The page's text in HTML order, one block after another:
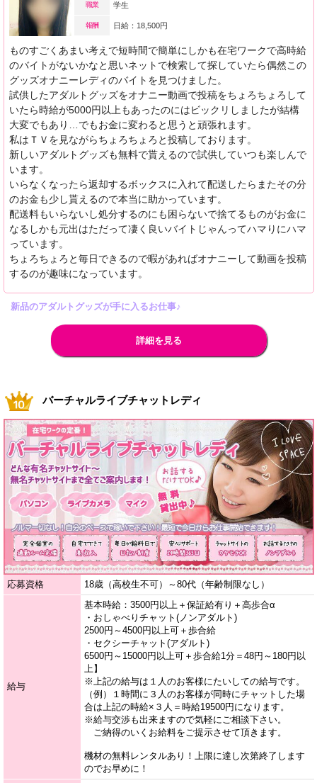
職業 学生
報酬 日給：18,500円
ものすごくあまい考えで短時間で簡単にしかも在宅ワークで高時給
のバイトがないかなと思いネットで検索して探していたら偶然この
グッズオナニーレディのバイトを見つけました。
試供したアダルトグッズをオナニー動画で投稿をちょろちょろして
いたら時給が5000円以上もあったのにはビックリしましたが結構
大変でもあり…でもお金に変わると思うと頑張れます。
私はＴＶを見ながらちょろちょろと投稿しております。
新しいアダルトグッズも無料で貰えるので試供していつも楽しんで
います。
いらなくなったら返却するボックスに入れて配送したらまたその分
のお金も少し貰えるので本当に助かっています。
配送料もいらないし処分するのにも困らないで捨てるものがお金に
なるしかも元出はただって凄く良いバイトじゃんってハマりにハマ
っています。
ちょろちょろと毎日できるので暇があればオナニーして動画を投稿
するのが趣味になっています。
新品のアダルトグッズが手に入るお仕事♪
詳細を見る
バーチャルライブチャットレディ
応募資格 18歳（高校生不可）～80代（年齢制限なし）
給与
基本時給：3500円以上＋保証給有り＋高歩合α
・おしゃべりチャット(ノンアダルト)
2500円～4500円以上可＋歩合給
・セクシーチャット(アダルト)
6500円～15000円以上可＋歩合給1分＝48円～180円以
上】
※上記の給与は１人のお客様にたいしての給与です。
（例）１時間に３人のお客様が同時にチャットした場
合は上記の時給×３人＝時給19500円になります。
※給与交渉も出来ますので気軽にご相談下さい。
ご納得のいくお給料をご提示させて頂きます。
機材の無料レンタルあり！上限に達し次第終了します
のでお早めに！